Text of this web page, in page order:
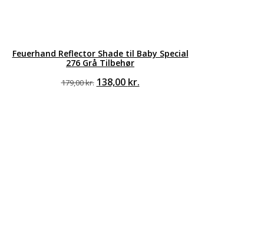
Feuerhand Reflector Shade til Baby Special
276 Grå Tilbehør
179,00kr. Den
138,00 kr.Den